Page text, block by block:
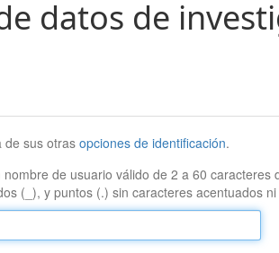
datos de
de sus otrasopciones de identificación.
nombre de usuario válido de 2 a 60
(_), y puntos (.) sin caracteres acentuados